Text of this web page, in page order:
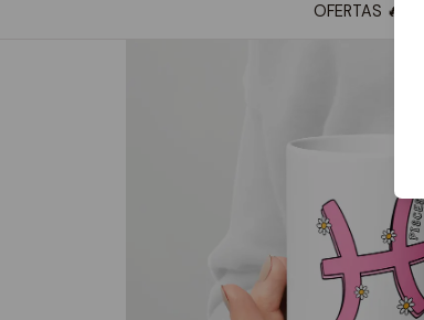
OFERTAS 🔥